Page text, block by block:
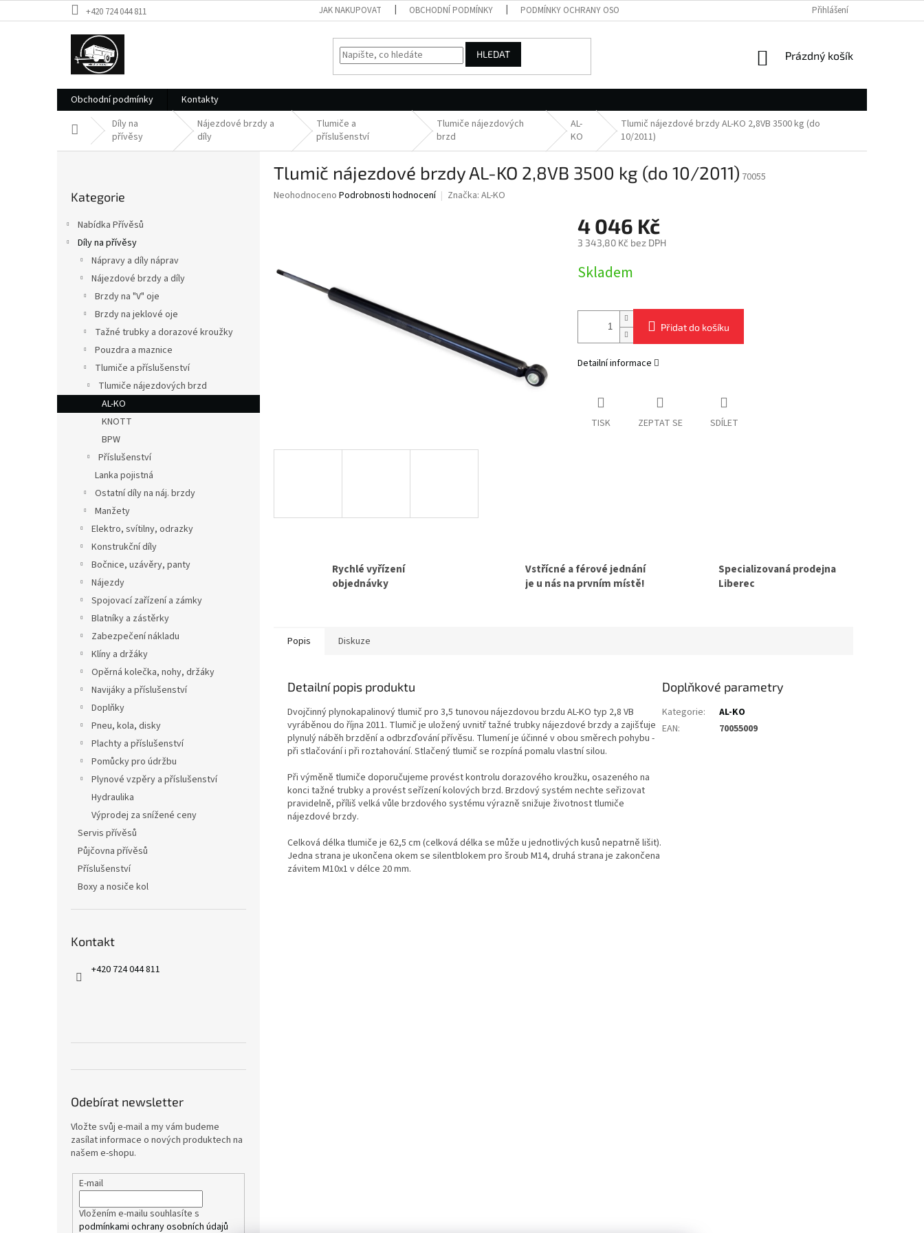
na
+420 724 044 811 JAK NAKUPOVAT OBCHODNÍ PODMÍNKY PODMÍNKY OCHRANY OSOBNÍCH ÚDAJŮ Přihlášení
HLEDAT
NÁKUPNÍ
Prázdný košík
Obchodní podmínky Kontakty
Domů Díly na
přívěsy
Nájezdové brzdy a
díly
Tlumiče a
příslušenství
Tlumiče nájezdových
brzd
AL-
KO
Tlumič nájezdové brzdy AL-KO 2,8VB 3500 kg (do
10/2011)
kategorie
Kategorie
Nabídka Přívěsů
Díly na přívěsy
Nápravy a díly náprav
Nájezdové brzdy a díly
Brzdy na "V" oje
Brzdy na jeklové oje
Tažné trubky a dorazové kroužky
Pouzdra a maznice
Tlumiče a příslušenství
Tlumiče nájezdových brzd
AL-KO
KNOTT
BPW
Příslušenství
Lanka pojistná
Ostatní díly na náj. brzdy
Manžety
Elektro, svítilny, odrazky
Konstrukční díly
Bočnice, uzávěry, panty
Nájezdy
Spojovací zařízení a zámky
Blatníky a zástěrky
Zabezpečení nákladu
Klíny a držáky
Opěrná kolečka, nohy, držáky
Navijáky a příslušenství
Doplňky
Pneu, kola, disky
Plachty a příslušenství
Pomůcky pro údržbu
Plynové vzpěry a příslušenství
Hydraulika
Výprodej za snížené ceny
Servis přívěsů
Půjčovna přívěsů
Příslušenství
Boxy a nosiče kol
Kontakt
+420 724 044 811
Odebírat newsletter
Vložte svůj e-mail a my vám budeme
zasílat informace o nových produktech na
našem e-shopu.
E-mail
Vložením e-mailu souhlasíte s
podmínkami ochrany osobních údajů
Tlumič nájezdové brzdy AL-KO 2,8VB 3500 kg (do 10/2011) 70055
Průměrné
5
hvězdiček.
Neohodnoceno Podrobnosti hodnocení Značka: AL-KO
4 046 Kč
3 343,80 Kč bez DPH
cena:
Skladem
Přidat do košíku
Detailní informace
TISK ZEPTAT SE SDÍLET
Rychlé vyřízení
objednávky
Vstřícné a férové jednání
je u nás na prvním místě!
Specializovaná prodejna
Liberec
Popis Diskuze
Detailní popis produktu
Dvojčinný plynokapalinový tlumič pro 3,5 tunovou nájezdovou brzdu AL-KO typ 2,8 VB
vyráběnou do října 2011. Tlumič je uložený uvnitř tažné trubky nájezdové brzdy a zajišťuje
plynulý náběh brzdění a odbrzďování přívěsu. Tlumení je účinné v obou směrech pohybu -
při stlačování i při roztahování. Stlačený tlumič se rozpíná pomalu vlastní silou.
Při výměně tlumiče doporučujeme provést kontrolu dorazového kroužku, osazeného na
konci tažné trubky a provést seřízení kolových brzd. Brzdový systém nechte seřizovat
pravidelně, příliš velká vůle brzdového systému výrazně snižuje životnost tlumiče
nájezdové brzdy.
Celková délka tlumiče je 62,5 cm (celková délka se může u jednotlivých kusů nepatrně lišit).
Jedna strana je ukončena okem se silentblokem pro šroub M14, druhá strana je zakončena
závitem M10x1 v délce 20 mm.
Doplňkové parametry
Kategorie:
AL-KO
EAN: 70055009